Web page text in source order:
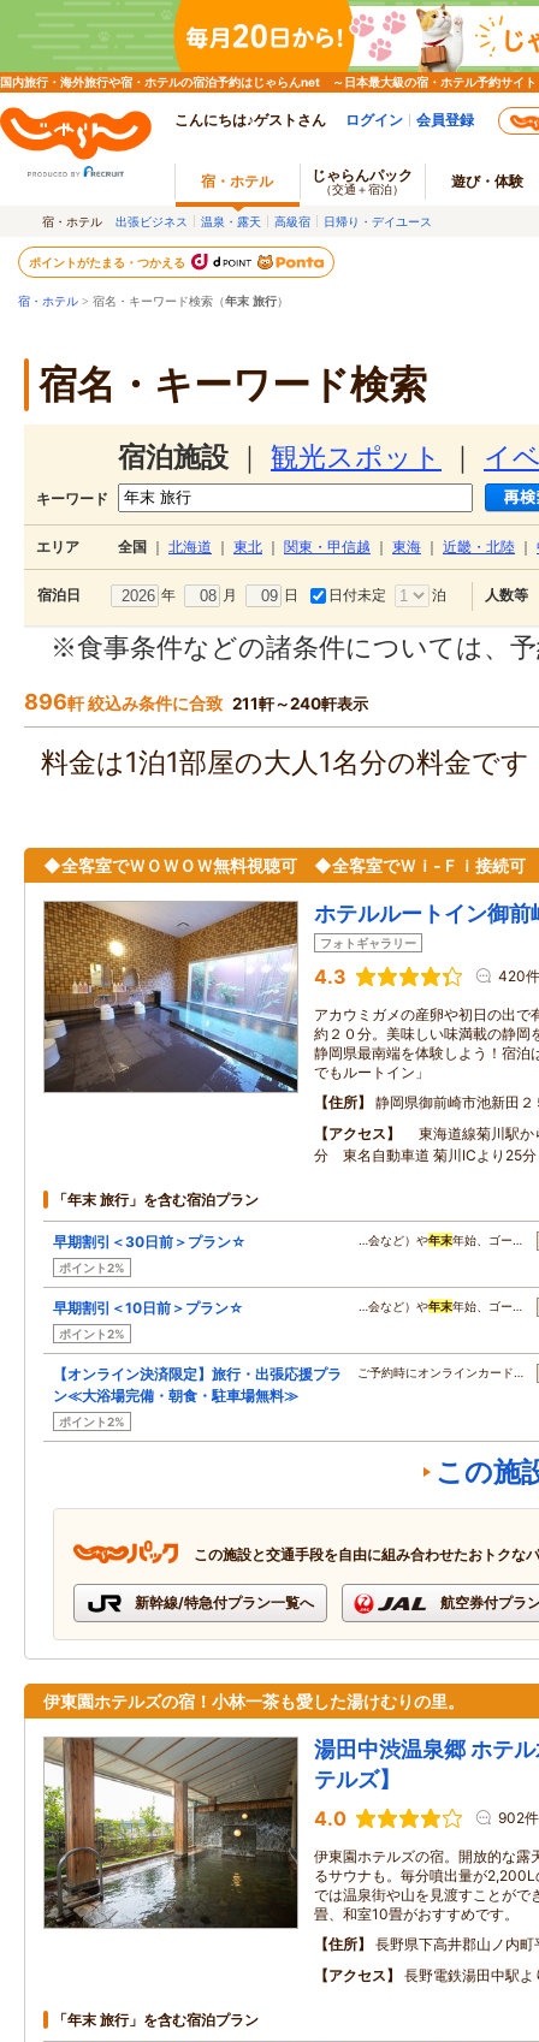
国内旅行・海外旅行や宿・ホテルの宿泊予約はじゃらんnet ～日本最大級の宿・ホテル予約サイト
こんにちは♪ゲストさん ログイン 会員登録
宿・ホテル じゃらんパック
（交通＋宿泊） 遊び・体験
宿・ホテル 出張ビジネス 温泉・露天 高級宿 日帰り・デイユース
ポイントがたまる・つかえる
宿・ホテル > 宿名・キーワード検索（年末 旅行）
宿名・キーワード検索
宿泊施設 観光スポット イ
キーワード
エリア 全国 北海道 東北 関東・甲信越 東海 近畿・北陸
宿泊日 年 月 日 日付未定 泊 人数等
※食事条件などの諸条件については、
896軒 絞込み条件に合致 211軒～240軒表示
料金は1泊1部屋の大人1名分の料金で
◆全客室でＷＯＷＯＷ無料視聴可 ◆全客室でＷｉ-Ｆｉ接続可
ホテルルートイン御前
フォトギャラリー
4.3 420件
アカウミガメの産卵や初日の出で
約２０分。美味しい味満載の静岡
静岡県最南端を体験しよう！宿泊
でもルートイン」
住所
静岡県御前崎市池新田２
アクセス
東海道線菊川駅か
分 東名自動車道 菊川ICより25分
「年末 旅行」を含む宿泊プラン
早期割引＜30日前＞プラン☆
ポイント2%
…会など）や年末年始、ゴー…
早期割引＜10日前＞プラン☆
ポイント2%
…会など）や年末年始、ゴー…
【オンライン決済限定】旅行・出張応援プラ
ン≪大浴場完備・朝食・駐車場無料≫
ポイント2%
ご予約時にオンラインカード…
この施
この施設と交通手段を自由に組み合わせたおトクな
新幹線/特急付プラン一覧へ 航空券付プラ
伊東園ホテルズの宿！小林一茶も愛した湯けむりの里。
湯田中渋温泉郷 ホテ
テルズ】
4.0 902件
伊東園ホテルズの宿。開放的な露
るサウナも。毎分噴出量が
では温泉街や山を見渡すことがで
畳、和室10畳がおすすめです。
住所
長野県下高井郡山ノ内町
アクセス
長野電鉄湯田中駅
「年末 旅行」を含む宿泊プラン